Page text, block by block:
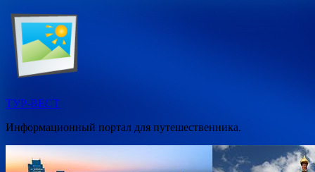
Перейти
содержимому
ТУР-ВЕСТ
Информационный портал для путешественника.